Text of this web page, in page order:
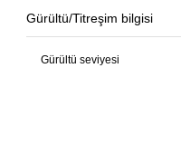
Gürültü/Titreşim bilgisi
Gürültü seviyesi